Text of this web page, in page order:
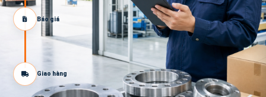
Báo giá
Giao hàng